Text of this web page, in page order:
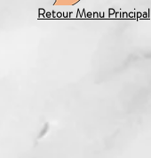
Retour Menu Principal